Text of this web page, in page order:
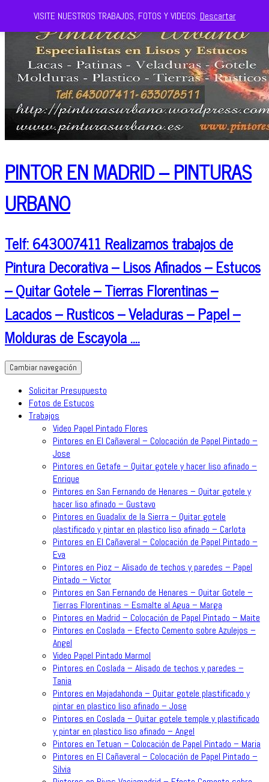
PINTOR EN MADRID – PINTURAS
URBANO
Telf: 643007411 Realizamos trabajos de
Pintura Decorativa – Lisos Afinados – Estucos
– Quitar Gotele – Tierras Florentinas –
Lacados – Rusticos – Veladuras – Papel –
Molduras de Escayola ….
Cambiar navegación
Solicitar Presupuesto
Fotos de Estucos
Trabajos
Video Papel Pintado Flores
Pintores en El Cañaveral – Colocación de Papel Pintado –
Jose
Pintores en Getafe – Quitar gotele y hacer liso afinado –
Enrique
Pintores en San Fernando de Henares – Quitar gotele y
hacer liso afinado – Gustavo
Pintores en Guadalix de la Sierra – Quitar gotele
plastificado y pintar en plastico liso afinado – Carlota
Pintores en El Cañaveral – Colocación de Papel Pintado –
Eva
Pintores en Pioz – Alisado de techos y paredes – Papel
Pintado – Victor
Pintores en San Fernando de Henares – Quitar Gotele –
Tierras Florentinas – Esmalte al Agua – Marga
Pintores en Madrid – Colocación de Papel Pintado – Maite
Pintores en Coslada – Efecto Cemento sobre Azulejos –
Angel
Video Papel Pintado Marmol
Pintores en Coslada – Alisado de techos y paredes –
Tania
Pintores en Majadahonda – Quitar gotele plastificado y
pintar en plastico liso afinado – Jose
Pintores en Coslada – Quitar gotele temple y plastificado
y pintar en plastico liso afinado – Angel
Pintores en Tetuan – Colocación de Papel Pintado – Maria
Pintores en El Cañaveral – Colocación de Papel Pintado –
Silvia
VISITE NUESTROS TRABAJOS, FOTOS Y VIDEOS. Descartar